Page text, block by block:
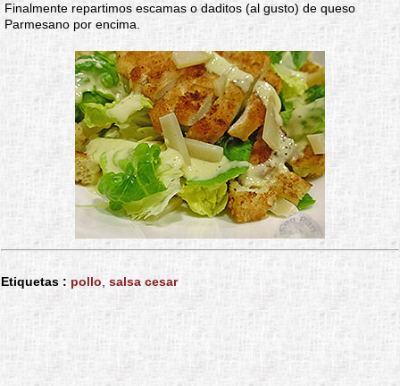
Finalmente repartimos escamas o daditos (al gusto) de queso
Parmesano por encima.
Etiquetas : pollo, salsa cesar